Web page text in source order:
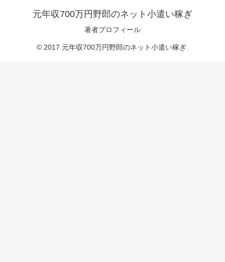
元年収700万円野郎のネット小遣い稼ぎ
著者プロフィール
© 2017 元年収700万円野郎のネット小遣い稼ぎ.